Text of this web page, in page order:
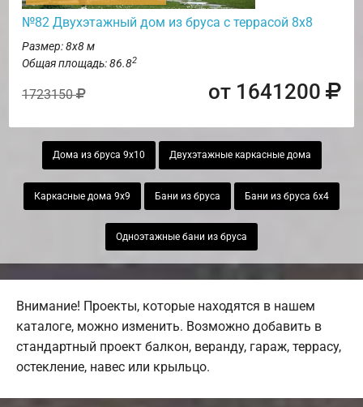
№82 Двухэтажный дом из бруса с террасой 8х8
Размер: 8х8 м
Общая площадь: 86.82
1723150 от 1641200
Дома из бруса 9х10 Двухэтажные каркасные дома
Каркасные дома 9х9 Бани из бруса Бани из бруса 6х4
Одноэтажные бани из бруса
Внимание! Проекты, которые находятся в нашем
каталоге, можно изменить. Возможно добавить в
стандартный проект балкон, веранду, гараж, террасу,
остекление, навес или крыльцо.